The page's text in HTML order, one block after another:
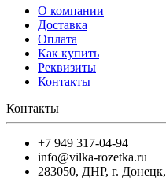
О компании
Доставка
Оплата
Как купить
Реквизиты
Контакты
Контакты
+7 949 317-04-94
info@vilka-rozetka.ru
283050, ДНР, г. Донецк,